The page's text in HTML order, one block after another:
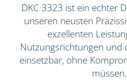
DKC 3323 ist ein echter
unseren neusten
exzellenten
Nutzungsrichtungen und
einsetzbar, ohne
müssen.